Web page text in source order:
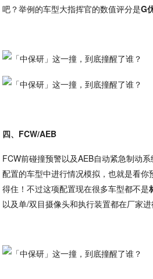
吧？举例的车型大指挥官的数值评分是G
四、FCW/AEB
FCW前碰撞预警以及AEB自动紧急制动
配置的车型中进行情况模拟，也就是看
得住！不过这项配置现在很多车型都不是
以及单/双目摄像头和执行装置都在厂家进